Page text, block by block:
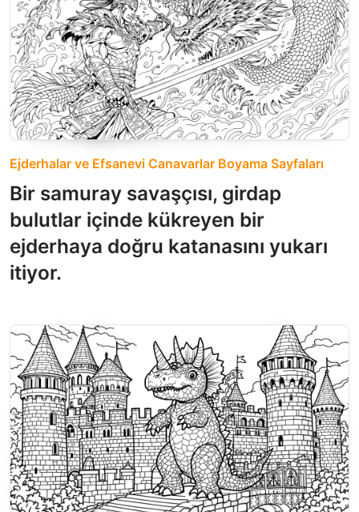
Ejderhalar ve Efsanevi Canavarlar Boyama Sayfaları
Bir samuray savaşçısı, girdap
bulutlar içinde kükreyen bir
ejderhaya doğru katanasını yukarı
itiyor.